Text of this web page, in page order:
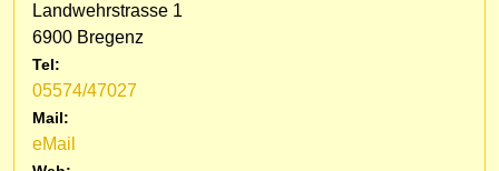
Landwehrstrasse 1
6900 Bregenz
Tel:
05574/47027
Mail:
eMail